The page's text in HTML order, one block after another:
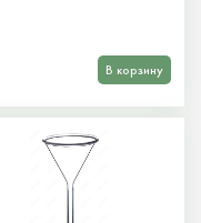
В корзину